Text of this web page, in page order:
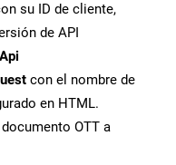
su ID de cliente,
de API
con el nombre de
en HTML.
OTT a